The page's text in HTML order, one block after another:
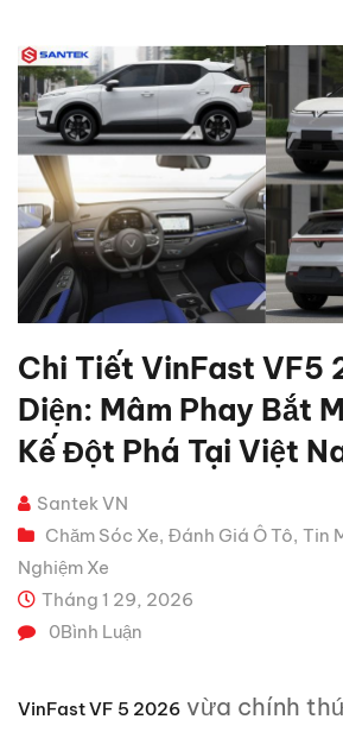
Chi Tiết VinFast VF5
Diện: Mâm Phay Bắt
Kế Đột Phá Tại Việt
Santek VN
Chăm Sóc Xe, Đánh Giá Ô Tô, Tin
Nghiệm Xe
Tháng 1 29, 2026
0Bình Luận
VinFast VF 5 2026 vừa chính